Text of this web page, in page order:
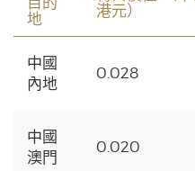
地
港元）
中國
內地
0.028
中國
澳門
0.020